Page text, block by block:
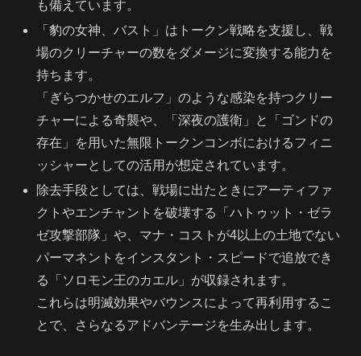
も備えています。
「豹の女神、バスト」はトークン戦略を支援し、戦
場のクリーチャーの数をダメージに変換する能力を
持ちます。
「ぎらつかせのエルフ」のような感染を持つクリー
チャーによる奇襲や、「深夜の護衛」と「ゴンドの
存在」を用いた無限トークンコンボにおけるフィニ
ッシャーとしての活用が想定されています。
除去手段としては、戦場に出たときにアーティファ
クトやエンチャントを破壊する「ハトゥット・ゼラ
ゼ攻撃部隊」や、マナ・コストが4以上の土地でない
パーマネントをインスタント・スピードで追放でき
る「ソロモン王のカエル」が収録されます。
これらは明滅効果やバウンスによって再利用するこ
とで、さらなるアドバンテージを生み出します。